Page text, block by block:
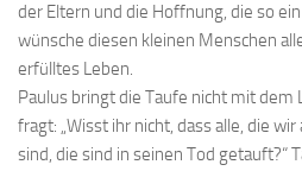
der Eltern und die Hoffnung, die so
wünsche diesen kleinen Menschen
erfülltes Leben.
Paulus bringt die Taufe nicht mit dem
fragt: „Wisst ihr nicht, dass alle, die
sind, die sind in seinen Tod getauft?“